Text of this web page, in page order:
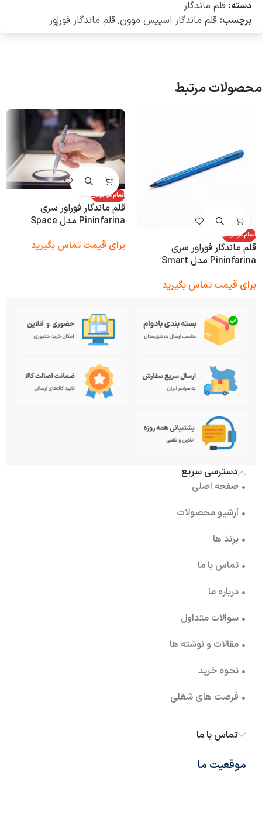
دسته: قلم ماندگار
برچسب: قلم ماندگار اسپیس موون, قلم ماندگار فوراِِور
محصولات مرتبط
اتمام موجودی
قلم ماندگار فوراور سری
Pininfarina مدل Smart
برای قیمت تماس بگیرید
اتمام موجودی
قلم ماندگار فوراور سری
Pininfarina مدل Space
برای قیمت تماس بگیرید
دسترسی سریع
• صفحه اصلی
• آرشیو محصولات
• برند ها
• تماس با ما
• درباره ما
• سوالات متداول
• مقالات و نوشته ها
• نحوه خرید
• فرصت های شغلی
تماس با ما
موقعیت ما